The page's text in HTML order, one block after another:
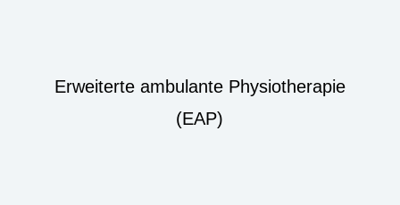
Erweiterte ambulante Physiotherapie
(EAP)